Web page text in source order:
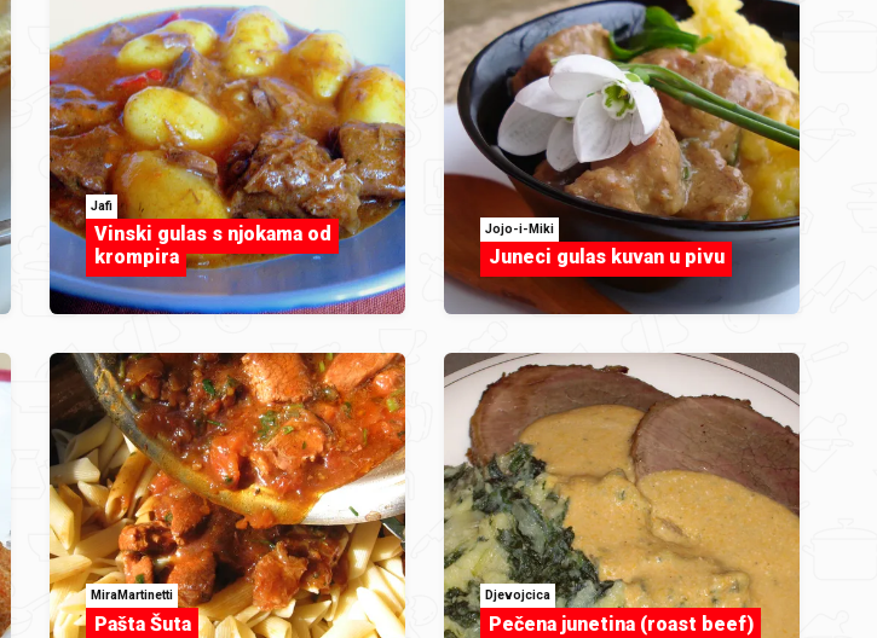
Jafi
Vinski gulas s njokama od
krompira
Jojo-i-Miki
Juneci gulas kuvan u pivu
MiraMartinetti
Pašta Šuta
Djevojcica
Pečena junetina (roast beef)